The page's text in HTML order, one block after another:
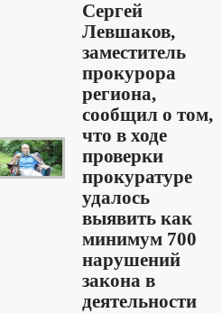
Сергей
Левшаков,
заместитель
прокурора
региона,
сообщил о том,
что в ходе
проверки
прокуратуре
удалось
выявить как
минимум 700
нарушений
закона в
деятельности